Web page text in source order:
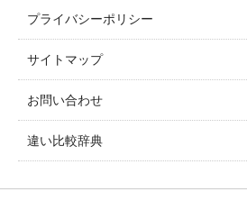
プライバシーポリシー
サイトマップ
お問い合わせ
違い比較辞典